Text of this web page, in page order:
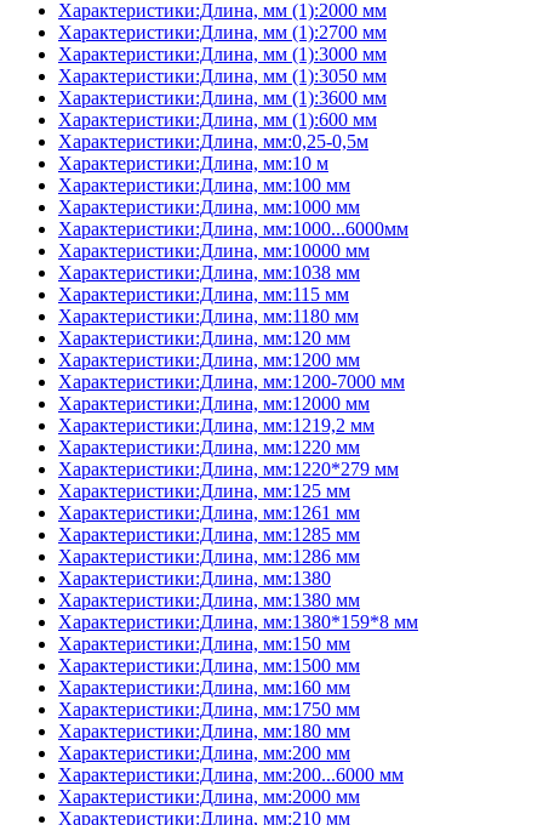
Характеристики:Длина, мм (1):2000 мм
Характеристики:Длина, мм (1):2700 мм
Характеристики:Длина, мм (1):3000 мм
Характеристики:Длина, мм (1):3050 мм
Характеристики:Длина, мм (1):3600 мм
Характеристики:Длина, мм (1):600 мм
Характеристики:Длина, мм:0,25-0,5м
Характеристики:Длина, мм:10 м
Характеристики:Длина, мм:100 мм
Характеристики:Длина, мм:1000 мм
Характеристики:Длина, мм:1000...6000мм
Характеристики:Длина, мм:10000 мм
Характеристики:Длина, мм:1038 мм
Характеристики:Длина, мм:115 мм
Характеристики:Длина, мм:1180 мм
Характеристики:Длина, мм:120 мм
Характеристики:Длина, мм:1200 мм
Характеристики:Длина, мм:1200-7000 мм
Характеристики:Длина, мм:12000 мм
Характеристики:Длина, мм:1219,2 мм
Характеристики:Длина, мм:1220 мм
Характеристики:Длина, мм:1220*279 мм
Характеристики:Длина, мм:125 мм
Характеристики:Длина, мм:1261 мм
Характеристики:Длина, мм:1285 мм
Характеристики:Длина, мм:1286 мм
Характеристики:Длина, мм:1380
Характеристики:Длина, мм:1380 мм
Характеристики:Длина, мм:1380*159*8 мм
Характеристики:Длина, мм:150 мм
Характеристики:Длина, мм:1500 мм
Характеристики:Длина, мм:160 мм
Характеристики:Длина, мм:1750 мм
Характеристики:Длина, мм:180 мм
Характеристики:Длина, мм:200 мм
Характеристики:Длина, мм:200...6000 мм
Характеристики:Длина, мм:2000 мм
Характеристики:Длина, мм:210 мм